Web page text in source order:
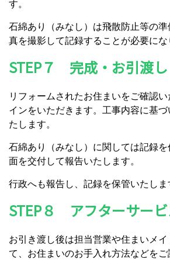
す。
石綿あり（みなし）は飛散防止等の
真を撮影して記録することが必要にな
STEP７ 完成・お引渡し
リフォームされたお住まいをご確認
インをいただきます。工事内容に基
たします。
石綿あり（みなし）に関しては記録
面を交付して報告いたします。
行政へも報告し、記録を保管いたしま
STEP８ アフターサー
お引き渡し後は担当営業や住まいメ
て、お住まいのお手入れ方法などをご